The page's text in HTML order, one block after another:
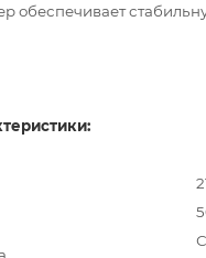
обеспечивает